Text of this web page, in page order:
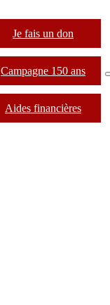
Je fais un don
Campagne 150 ans
Aides financières